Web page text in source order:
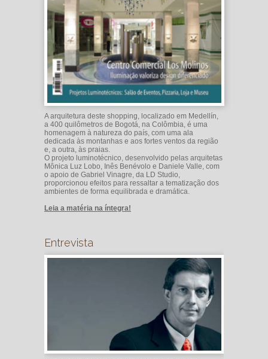
A arquitetura deste shopping, localizado em Medellín,
a 400 quilômetros de Bogotá, na Colômbia, é uma
homenagem à natureza do país, com uma ala
dedicada às montanhas e aos fortes ventos da região
e, a outra, às praias.
O projeto luminotécnico, desenvolvido pelas arquitetas
Mônica Luz Lobo, Inês Benévolo e Daniele Valle, com
o apoio de Gabriel Vinagre, da LD Studio,
proporcionou efeitos para ressaltar a tematização dos
ambientes de forma equilibrada e dramática.
Leia a matéria na íntegra!
Entrevista